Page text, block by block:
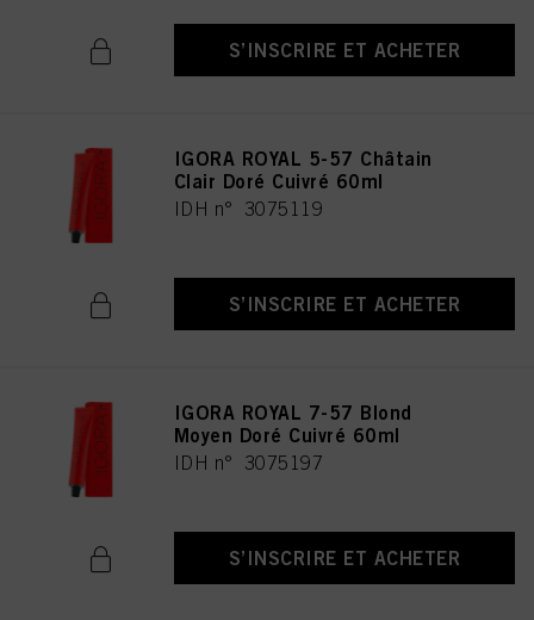
S’INSCRIRE ET ACHETER
IGORA ROYAL 5-57 Châtain
Clair Doré Cuivré 60ml
IDH n° 3075119
S’INSCRIRE ET ACHETER
IGORA ROYAL 7-57 Blond
Moyen Doré Cuivré 60ml
IDH n° 3075197
S’INSCRIRE ET ACHETER